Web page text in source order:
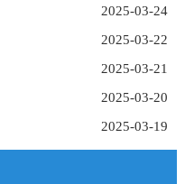
2025-03-24
2025-03-22
2025-03-21
2025-03-20
2025-03-19